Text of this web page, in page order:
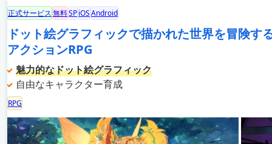
正式サービス無料SPiOSAndroid
ドット絵グラフィックで描かれた世界を冒険す
アクションRPG
魅力的なドット絵グラフィック
自由なキャラクター育成
RPG